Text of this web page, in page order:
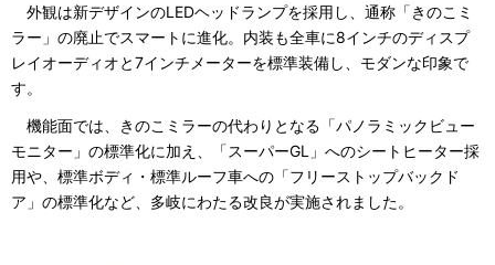
外観は新デザインのLEDヘッドランプを採用し、通称「きのこミ
ラー」の廃止でスマートに進化。内装も全車に8インチのディスプ
レイオーディオと7インチメーターを標準装備し、モダンな印象で
す。
機能面では、きのこミラーの代わりとなる「パノラミックビュー
モニター」の標準化に加え、「スーパーGL」へのシートヒーター採
用や、標準ボディ・標準ルーフ車への「フリーストップバックド
ア」の標準化など、多岐にわたる改良が実施されました。